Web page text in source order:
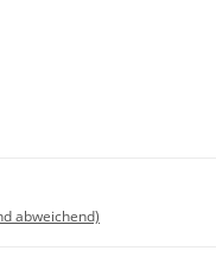
abweichend)